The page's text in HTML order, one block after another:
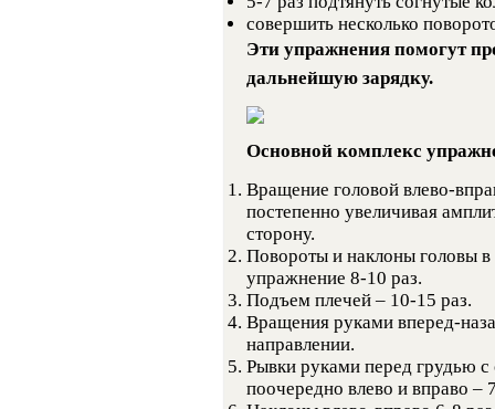
совершить несколько
Эти упражнения помогут
дальнейшую зарядку.
Основной комплекс
Вращение головой влево-
постепенно увеличивая
сторону.
Повороты и наклоны головы
упражнение 8-10 раз.
Подъем плечей – 10-15 раз.
Вращения руками вперед-
направлении.
Рывки руками перед грудью с
поочередно влево и вправо –